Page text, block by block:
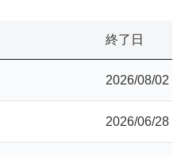
終了日
2026/08/02
2026/06/28